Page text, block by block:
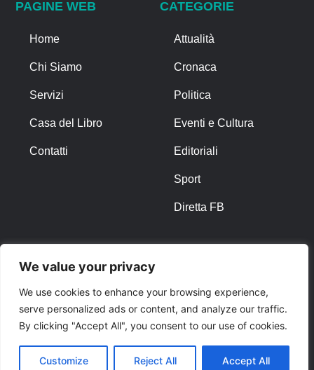
We value your privacy
We use cookies to enhance your browsing experience,
serve personalized ads or content, and analyze our traffic.
By clicking "Accept All", you consent to our use of cookies.
Customize Reject All Accept All
PAGINE WEB
Home
Chi Siamo
Servizi
Casa del Libro
Contatti
CATEGORIE
Attualità
Cronaca
Politica
Eventi e Cultura
Editoriali
Sport
Diretta FB
Privacy Policy